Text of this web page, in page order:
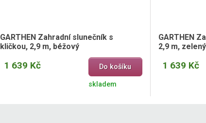
GARTHEN Zahradní slunečník s
kličkou, 2,9 m, béžový
1 639 Kč Do košíku
skladem
GARTHEN
2,9 m, zelený
1 639 Kč